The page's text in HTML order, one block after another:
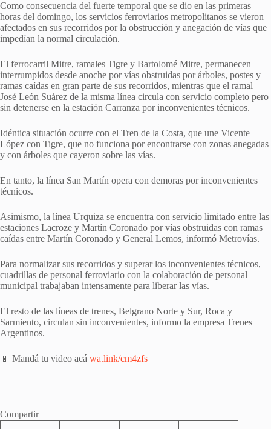
Como consecuencia del fuerte temporal que se dio en las primeras
horas del domingo, los servicios ferroviarios metropolitanos se vieron
afectados en sus recorridos por la obstrucción y anegación de vías que
impedían la normal circulación.
El ferrocarril Mitre, ramales Tigre y Bartolomé Mitre, permanecen
interrumpidos desde anoche por vías obstruidas por árboles, postes y
ramas caídas en gran parte de sus recorridos, mientras que el ramal
José León Suárez de la misma línea circula con servicio completo pero
sin detenerse en la estación Carranza por inconvenientes técnicos.
Idéntica situación ocurre con el Tren de la Costa, que une Vicente
López con Tigre, que no funciona por encontrarse con zonas anegadas
y con árboles que cayeron sobre las vías.
En tanto, la línea San Martín opera con demoras por inconvenientes
técnicos.
Asimismo, la línea Urquiza se encuentra con servicio limitado entre las
estaciones Lacroze y Martín Coronado por vías obstruidas con ramas
caídas entre Martín Coronado y General Lemos, informó Metrovías.
Para normalizar sus recorridos y superar los inconvenientes técnicos,
cuadrillas de personal ferroviario con la colaboración de personal
municipal trabajaban intensamente para liberar las vías.
El resto de las líneas de trenes, Belgrano Norte y Sur, Roca y
Sarmiento, circulan sin inconvenientes, informo la empresa Trenes
Argentinos.
📱 Mandá tu video acá wa.link/cm4zfs
Compartir